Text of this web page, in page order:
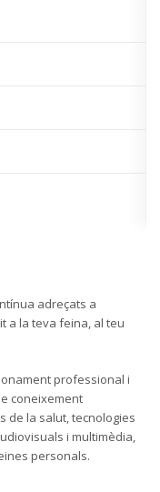
adreçats a
a la teva feina, al teu
professional i
coneixement
de la salut, tecnologies
i multimèdia,
personals.